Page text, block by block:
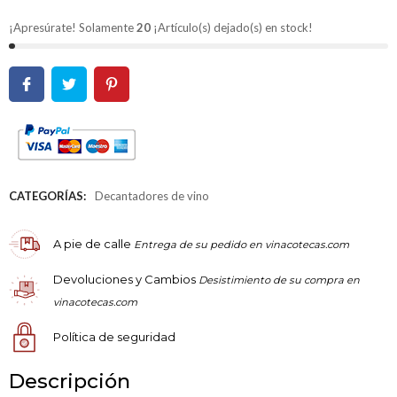
¡Apresúrate! Solamente20 ¡Artículo(s) dejado(s) en stock!
CATEGORÍAS: Decantadores de vino
A pie de calle Entrega de su pedido en vinacotecas.com
Devoluciones y Cambios Desistimiento de su compra en
vinacotecas.com
Política de seguridad
Descripción